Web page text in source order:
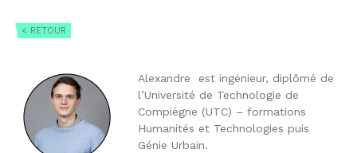
< RETOUR
Alexandre est ingénieur, diplômé de
l’Université de Technologie de
Compiègne (UTC) – formations
Humanités et Technologies puis
Génie Urbain.